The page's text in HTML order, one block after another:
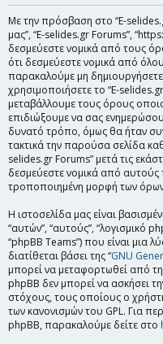
Με την πρόσβαση στο “E-
μας”, “E-selides.gr Forums”,
δεσμεύεστε νομικά από τους
ότι δεσμεύεστε νομικά από
παρακαλούμε μη
χρησιμοποιήσετε το “E-
μεταβάλλουμε τους όρους
επιδιώξουμε να σας
δυνατό τρόπο, όμως θα ήταν
τακτικά την παρούσα σελίδα
selides.gr Forums” μετά τις
δεσμεύεστε νομικά από αυτούς
τροποποιημένη μορφή των
Η ιστοσελίδα μας είναι
“αυτών”, “αυτούς”, “λογισμικό
“phpBB Teams”) που είναι μια
διατίθεται βάσει της “GNU
μπορεί να μεταφορτωθεί από
phpBB δεν μπορεί να ασκήσει
στόχους, τους οποίους ο
των κανονισμών του GPL. Για
phpBB, παρακαλούμε δείτε στο